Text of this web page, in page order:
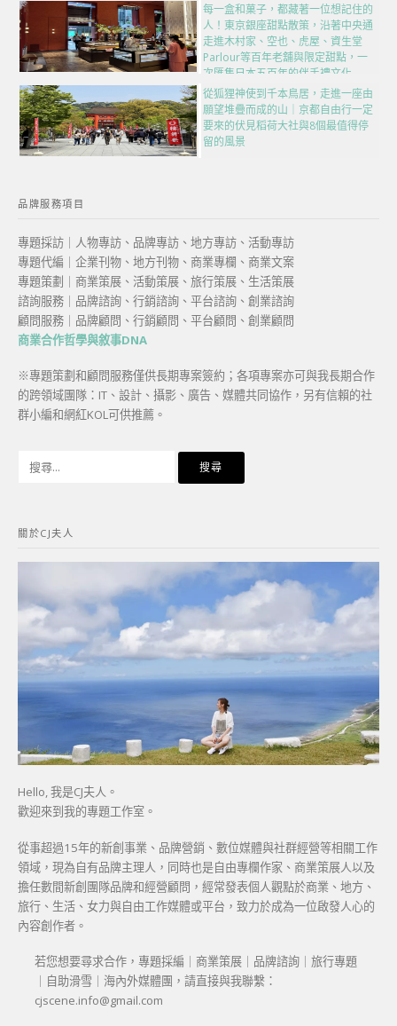
每一盒和菓子，都藏著一位想記住的
人！東京銀座甜點散策，沿著中央通
走進木村家、空也、虎屋、資生堂
Parlour等百年老舖與限定甜點，一
次匯集日本五百年的伴手禮文化
從狐狸神使到千本鳥居，走進一座由
願望堆疊而成的山｜京都自由行一定
要來的伏見稻荷大社與8個最值得停
留的風景
品牌服務項目
專題採訪｜人物專訪、品牌專訪、地方專訪、活動專訪
專題代編｜企業刊物、地方刊物、商業專欄、商業文案
專題策劃｜商業策展、活動策展、旅行策展、生活策展
諮詢服務｜品牌諮詢、行銷諮詢、平台諮詢、創業諮詢
顧問服務｜品牌顧問、行銷顧問、平台顧問、創業顧問
商業合作哲學與敘事DNA
※專題策劃和顧問服務僅供長期專案簽約；各項專案亦可與我長期合作
的跨領域團隊：IT、設計、攝影、廣告、媒體共同協作，另有信賴的社
群小編和網紅KOL可供推薦。
字:
關於CJ夫人
Hello, 我是CJ夫人。
歡迎來到我的專題工作室。
從事超過15年的新創事業、品牌營銷、數位媒體與社群經營等相關工作
領域，現為自有品牌主理人，同時也是自由專欄作家、商業策展人以及
擔任數間新創團隊品牌和經營顧問，經常發表個人觀點於商業、地方、
旅行、生活、女力與自由工作媒體或平台，致力於成為一位啟發人心的
內容創作者。
若您想要尋求合作，專題採編｜商業策展｜品牌諮詢｜旅行專題
｜自助滑雪｜海內外媒體團，請直接與我聯繫：
cjscene.info@gmail.com